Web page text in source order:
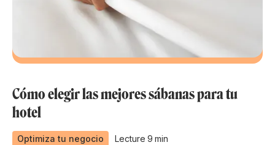
Cómo elegir las mejores sábanas para tu
hotel
Optimiza tu negocio Lecture 9 min